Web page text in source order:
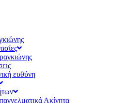
ευθύνη
Ακίνητα